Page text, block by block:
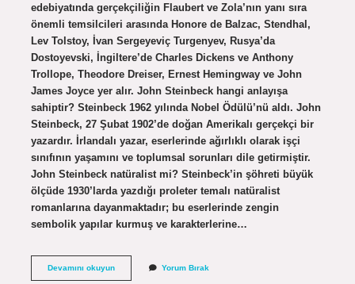
edebiyatında gerçekçiliğin Flaubert ve Zola’nın yanı sıra
önemli temsilcileri arasında Honore de Balzac, Stendhal,
Lev Tolstoy, İvan Sergeyeviç Turgenyev, Rusya’da
Dostoyevski, İngiltere’de Charles Dickens ve Anthony
Trollope, Theodore Dreiser, Ernest Hemingway ve John
James Joyce yer alır. John Steinbeck hangi anlayışa
sahiptir? Steinbeck 1962 yılında Nobel Ödülü’nü aldı. John
Steinbeck, 27 Şubat 1902’de doğan Amerikalı gerçekçi bir
yazardır. İrlandalı yazar, eserlerinde ağırlıklı olarak işçi
sınıfının yaşamını ve toplumsal sorunları dile getirmiştir.
John Steinbeck natüralist mi? Steinbeck’in şöhreti büyük
ölçüde 1930’larda yazdığı proleter temalı natüralist
romanlarına dayanmaktadır; bu eserlerinde zengin
sembolik yapılar kurmuş ve karakterlerine…
Devamını okuyunJohn
Yorum Bırak